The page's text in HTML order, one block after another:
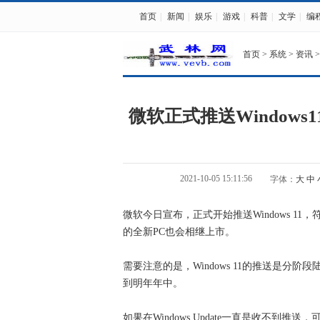
首页 新闻 娱乐 游戏 科普 文学 编
首页 > 系统 > 资讯
微软正式推送
2021-10-05 15:11:56 字体： 大 中
微软今日宣布，正式开始推送Windows 11，
的全新PC也会相继上市。
需要注意的是，Windows 11的推送是分阶
到明年年中。
如果在Windows Update一直是收不到推送